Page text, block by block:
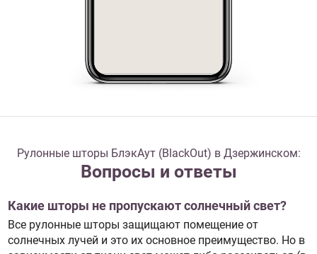
Рулонные шторы БлэкАут (BlackOut) в Дзержинском:
Вопросы и ответы
Какие шторы не пропускают солнечный свет?
Все рулонные шторы защищают помещение от
солнечных лучей и это их основное преимущество. Но в